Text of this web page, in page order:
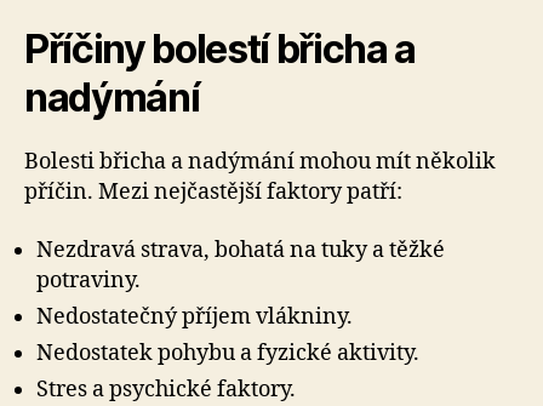
Příčiny bolestí břicha a
nadýmání
Bolesti břicha a nadýmání mohou mít několik
příčin. Mezi nejčastější faktory patří:
Nezdravá strava, bohatá na tuky a těžké
potraviny.
Nedostatečný příjem vlákniny.
Nedostatek pohybu a fyzické aktivity.
Stres a psychické faktory.